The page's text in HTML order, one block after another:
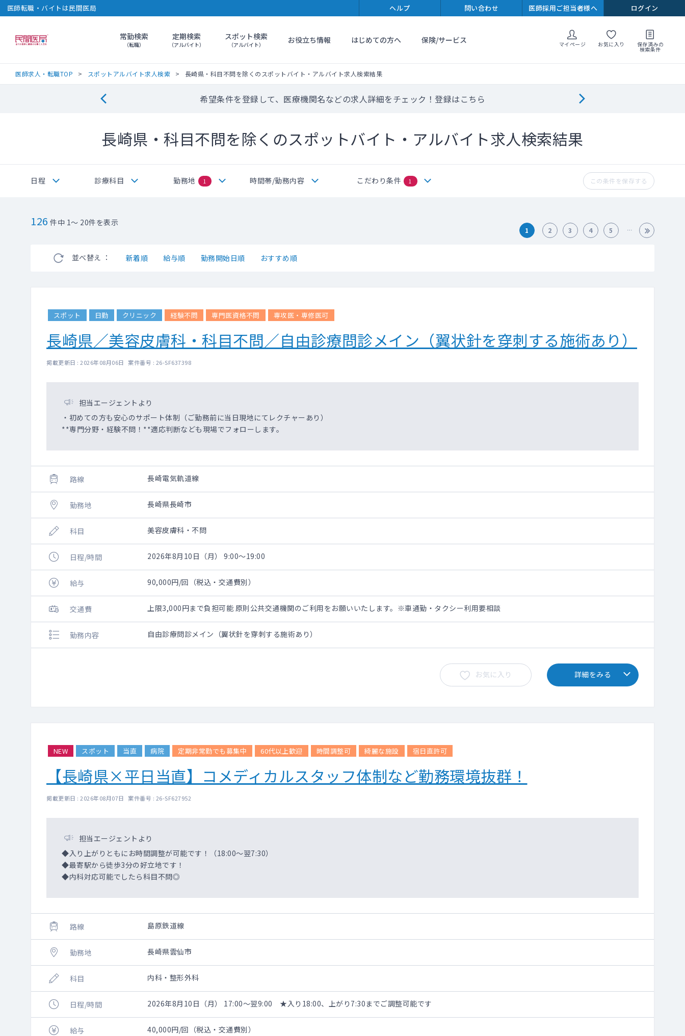
医師転職・バイトは民間医局 ヘルプ 問い合わせ 医師採用ご担当者様へ ログイン
民間医局常勤検索
（転職）
定期検索
（アルバイト）
スポット検索
（アルバイト） お役立ち情報 はじめての方へ 保険/サービス マイページ お気に入り 保存済みの
検索条件
医師求人・転職TOP スポットアルバイト求人検索 長崎県・科目不問を除くのスポットバイト・アルバイト求人検索結果
希望条件を登録して、医療機関名などの求人詳細をチェック！登録はこちら
長崎県・科目不問を除くのスポットバイト・アルバイト求人検索結果
日程 診療科目 勤務地 1 時間帯/勤務内容 こだわり条件 1 この条件を保存する
126 件中 1～ 20件を表示
並べ替え ： 新着順 給与順 勤務開始日順 おすすめ順
1 2 3 4 5
スポット 日勤 クリニック 経験不問 専門医資格不問 専攻医・専修医可
長崎県／美容皮膚科・科目不問／自由診療問診メイン（翼状針を穿刺する施術あり）
掲載更新日 : 2026年08月06日 案件番号 : 26-SF637398
担当エージェントより
・初めての方も安心のサポート体制（ご勤務前に当日現地にてレクチャーあり）
**専門分野・経験不問！**適応判断なども現場でフォローします。
路線 長崎電気軌道線
勤務地 長崎県長崎市
科目 美容皮膚科・不問
日程/時間 2026年8月10日（月） 9:00～19:00
給与 90,000円/回（税込・交通費別）
交通費 上限3,000円まで負担可能 原則公共交通機関のご利用をお願いいたします。※車通勤・タクシー利用要相談
勤務内容 自由診療問診メイン（翼状針を穿刺する施術あり）
お気に入り 詳細をみる
NEW スポット 当直 病院 定期非常勤でも募集中 60代以上歓迎 時間調整可 綺麗な施設 宿日直許可
【長崎県×平日当直】コメディカルスタッフ体制など勤務環境抜群！
掲載更新日 : 2026年08月07日 案件番号 : 26-SF627952
担当エージェントより
◆入り上がりともにお時間調整が可能です！（18:00～翌7:30）
◆最寄駅から徒歩3分の好立地です！
◆内科対応可能でしたら科目不問◎
路線 島原鉄道線
勤務地 長崎県雲仙市
科目 内科・整形外科
日程/時間 2026年8月10日（月） 17:00～翌9:00 ★入り18:00、上がり7:30までご調整可能です
給与 40,000円/回（税込・交通費別）